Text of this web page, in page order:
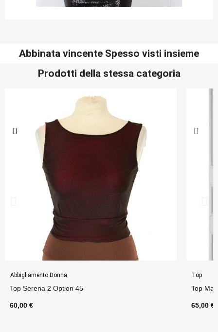
Abbinata vincente Spesso visti insieme
Prodotti della stessa categoria
Abbigliamento Donna
Top Serena 2 Option 45
60,00 €
Top
Top
65,00 €